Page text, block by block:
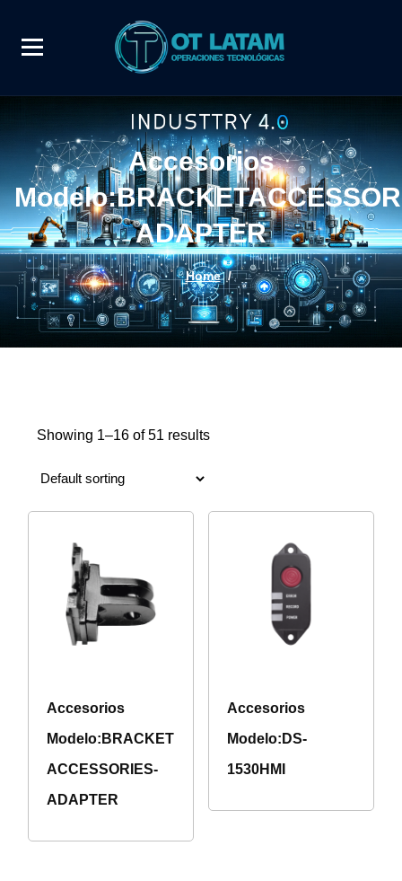
Accesorios
ADAPTER
Home/
Showing 1–16 of 51 results
Accesorios
Modelo:BRACKET
ACCESSORIES-
ADAPTER
Accesorios
Modelo:DS-
1530HMI